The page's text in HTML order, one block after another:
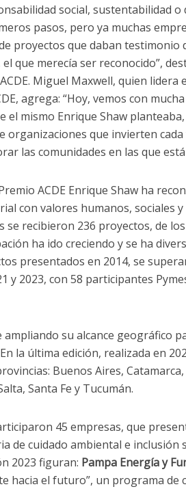
social, sustentabilidad
pasos, pero ya muchas
proyectos que daban testimonio
que merecía ser reconocido”,
Miguel Maxwell, quien lidera
agrega: “Hoy, vemos con
el mismo Enrique Shaw
organizaciones que invierten
las comunidades en las que
ACDE Enrique Shaw ha
con valores humanos, sociales y
se recibieron 236 proyectos, de
ha ido creciendo y se ha
presentados en 2014, se
y 2023, con 58 participantes
ampliando su alcance geográfico
la última edición, realizada en
Buenos Aires,
Santa Fe y Tucumán.
45 empresas, que
de cuidado ambiental e inclusión
2023 figuran: Pampa Energía y
hacia el futuro”, un programa de